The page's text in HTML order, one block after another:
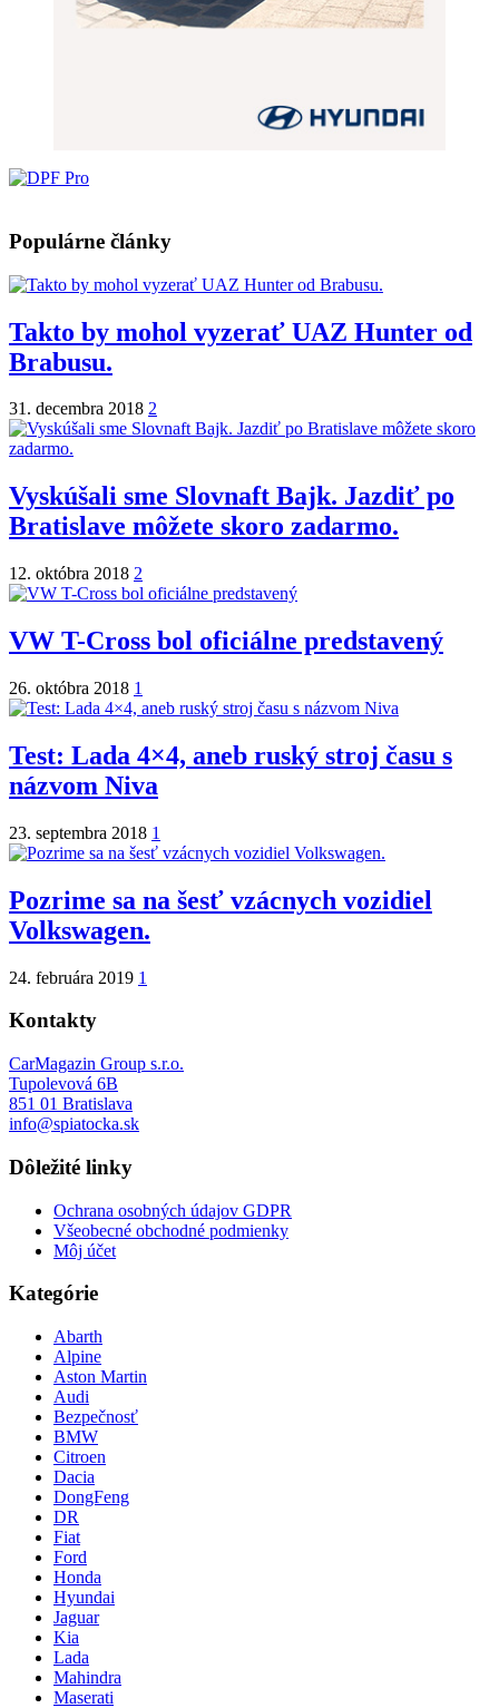
Populárne články
Takto by mohol vyzerať UAZ Hunter od
Brabusu.
31. decembra 2018 2
Vyskúšali sme Slovnaft Bajk. Jazdiť po
Bratislave môžete skoro zadarmo.
12. októbra 2018 2
VW T-Cross bol oficiálne predstavený
26. októbra 2018 1
Test: Lada 4×4, aneb ruský stroj času s
názvom Niva
23. septembra 2018 1
Pozrime sa na šesť vzácnych vozidiel
Volkswagen.
24. februára 2019 1
Kontakty
CarMagazin Group s.r.o.
Tupolevová 6B
851 01 Bratislava
info@spiatocka.sk
Dôležité linky
Ochrana osobných údajov GDPR
Všeobecné obchodné podmienky
Môj účet
Kategórie
Abarth
Alpine
Aston Martin
Audi
Bezpečnosť
BMW
Citroen
Dacia
DongFeng
DR
Fiat
Ford
Honda
Hyundai
Jaguar
Kia
Lada
Mahindra
Maserati